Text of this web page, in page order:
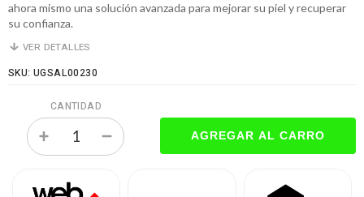
ahora mismo una solución avanzada para mejorar su piel y recuperar
su confianza.
VER DETALLES
SKU: UGSAL00230
CANTIDAD